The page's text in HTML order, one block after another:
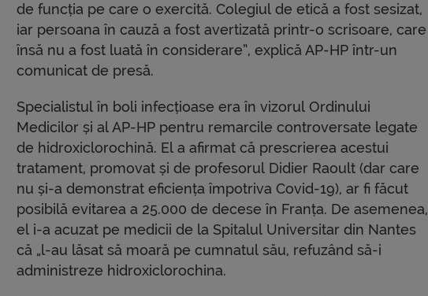
de funcția pe care o exercită. Colegiul de etică a fost sesizat,
iar persoana în cauză a fost avertizată printr-o scrisoare, care
însă nu a fost luată în considerare”, explică AP-HP într-un
comunicat de presă.
Specialistul în boli infecțioase era în vizorul Ordinului
Medicilor și al AP-HP pentru remarcile controversate legate
de hidroxiclorochină. El a afirmat că prescrierea acestui
tratament, promovat și de profesorul Didier Raoult (dar care
nu și-a demonstrat eficiența împotriva Covid-19), ar fi făcut
posibilă evitarea a 25.000 de decese în Franța. De asemenea,
el i-a acuzat pe medicii de la Spitalul Universitar din Nantes
că „l-au lăsat să moară pe cumnatul său, refuzând să-i
administreze hidroxiclorochina.